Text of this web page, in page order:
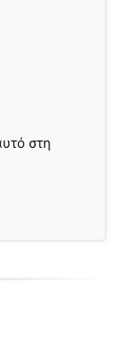
στη